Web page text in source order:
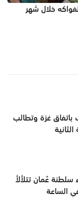
خلال شهر
غزة وتطالب
سلطنة عُمان تتلألأ